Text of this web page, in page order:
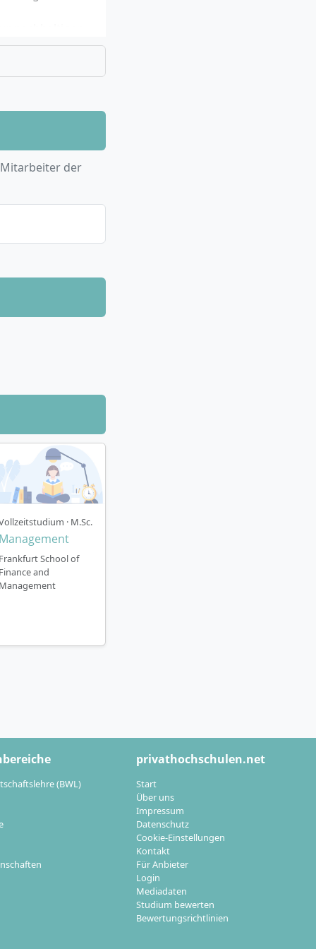
auf
und
bietet
sich
School
Thesis
werden.
strategischer
in den
Mitarbeiter der
· M.Sc.
Management
Frankfurt School of
Finance and
Management
(BWL)
privathochschulen.net
Start
Über uns
Impressum
Datenschutz
Cookie-Einstellungen
Kontakt
Für Anbieter
Login
Mediadaten
Studium bewerten
Bewertungsrichtlinien